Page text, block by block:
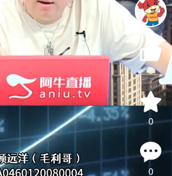
8
0
0